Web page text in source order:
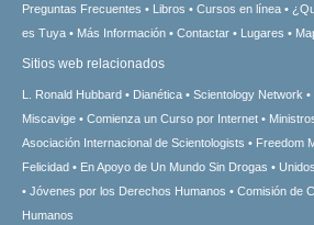
Preguntas Frecuentes
Libros Cursos en línea
es Tuya
Más Información Contactar Lugares
Sitios web relacionados
L. Ronald Hubbard Dianética Scientology Network
Miscavige
Comienza un Curso por Internet
Asociación Internacional de Scientologists
Freedom
Felicidad
En Apoyo de Un Mundo Sin Drogas
Jóvenes por los Derechos Humanos
Comisión de
Humanos